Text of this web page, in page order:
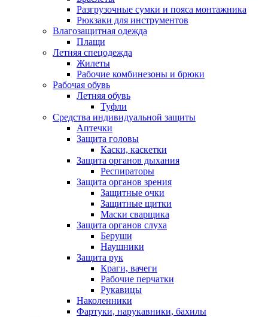
Разгрузочные сумки и пояса монтажника
Рюкзаки для инструментов
Влагозащитная одежда
Плащи
Летняя спецодежда
Жилеты
Рабочие комбинезоны и брюки
Рабочая обувь
Летняя обувь
Туфли
Средства индивидуальной защиты
Аптечки
Защита головы
Каски, каскетки
Защита органов дыхания
Респираторы
Защита органов зрения
Защитные очки
Защитные щитки
Маски сварщика
Защита органов слуха
Беруши
Наушники
Защита рук
Краги, вачеги
Рабочие перчатки
Рукавицы
Наколенники
Фартуки, нарукавники, бахилы